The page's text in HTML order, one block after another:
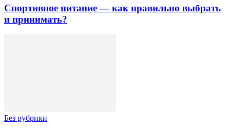
Спортивное питание — как правильно выбрать
и принимать?
Без рубрики